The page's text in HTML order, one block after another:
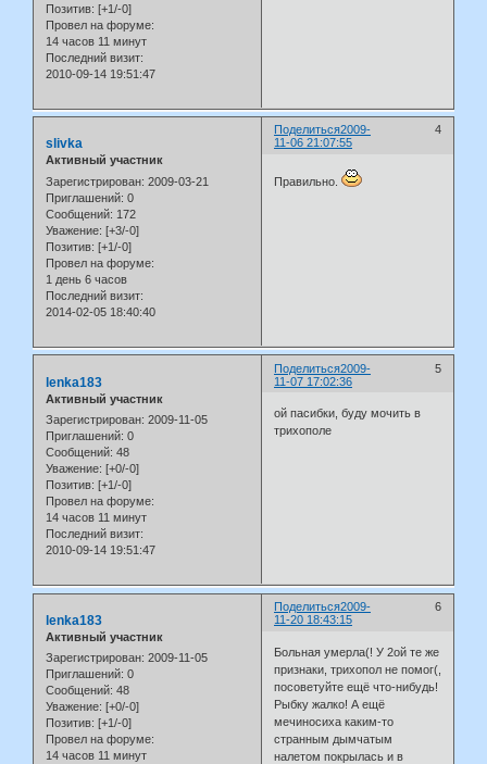
Позитив: [+1/-0]
Провел на форуме:
14 часов 11 минут
Последний визит:
2010-09-14 19:51:47
Поделиться 4
2009-
11-06 21:07:55
slivka
Активный участник
Зарегистрирован: 2009-03-21
Приглашений: 0
Сообщений: 172
Уважение: [+3/-0]
Позитив: [+1/-0]
Провел на форуме:
1 день 6 часов
Последний визит:
2014-02-05 18:40:40
Правильно.
Поделиться 5
2009-
11-07 17:02:36
lenka183
Активный участник
Зарегистрирован: 2009-11-05
Приглашений: 0
Сообщений: 48
Уважение: [+0/-0]
Позитив: [+1/-0]
Провел на форуме:
14 часов 11 минут
Последний визит:
2010-09-14 19:51:47
ой пасибки, буду мочить в
трихополе
Поделиться 6
2009-
11-20 18:43:15
lenka183
Активный участник
Зарегистрирован: 2009-11-05
Приглашений: 0
Сообщений: 48
Уважение: [+0/-0]
Позитив: [+1/-0]
Провел на форуме:
14 часов 11 минут
Больная умерла(! У 2ой те же
признаки, трихопол не помог(,
посоветуйте ещё что-нибудь!
Рыбку жалко! А ещё
мечиносиха каким-то
странным дымчатым
налетом покрылась и в